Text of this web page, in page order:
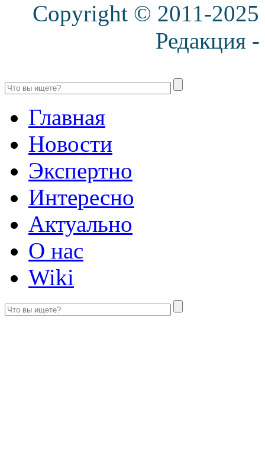
Copyright © 2011-
Редакция -
Главная
Новости
Экспертно
Интересно
Актуально
О нас
Wiki